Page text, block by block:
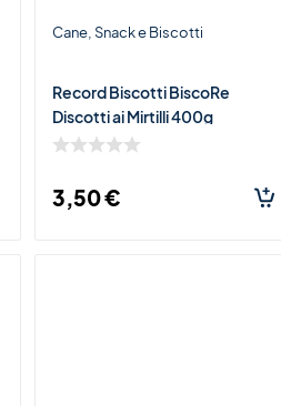
Cane Snack e Biscotti
Record Biscotti BiscoRe
Discotti ai Mirtilli 400g
3,50€